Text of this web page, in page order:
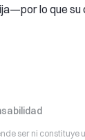
lo que su
ser ni constituye